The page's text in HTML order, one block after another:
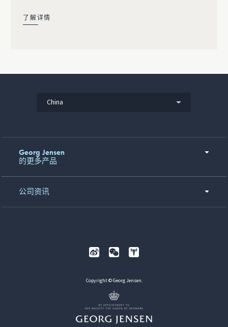
了解详情
China
Georg Jensen
的更多产品
公司资讯
Copyright © Georg Jensen.